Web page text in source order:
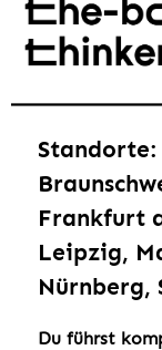
Frankfurt
Leipzig,
Du führst